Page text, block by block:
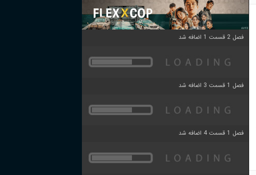
فصل 2 قسمت 1 اضافه شد
فصل 1 قسمت 3 اضافه شد
فصل 1 قسمت 4 اضافه شد